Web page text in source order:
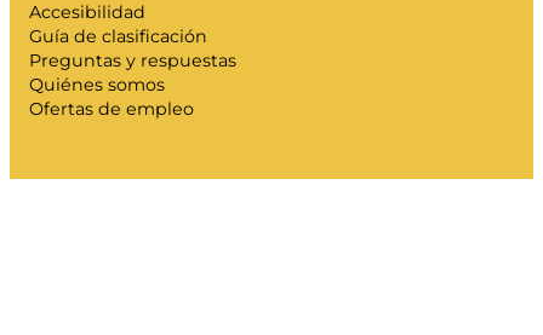
Accesibilidad
Guía de clasificación
Preguntas y respuestas
Quiénes somos
Ofertas de empleo